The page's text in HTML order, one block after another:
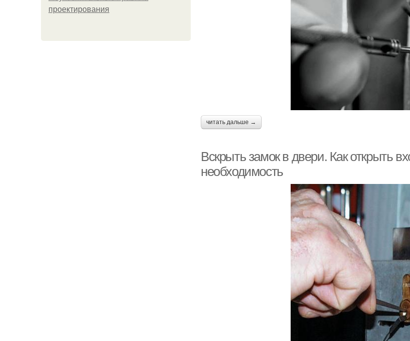
проектирования
читать дальше →
Вскрыть замок в двери. Как открыть
необходимость